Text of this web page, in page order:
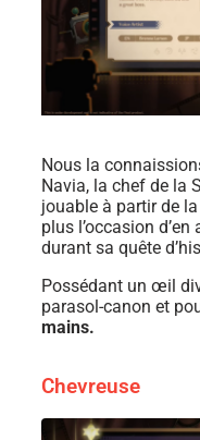
Nous la
Navia, la chef de la
jouable à partir de
plus l’occasion
durant sa quête
Possédant un œil
parasol-canon et
mains.
Chevreuse